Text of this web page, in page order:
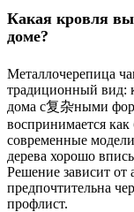
Какая кровля
доме?
Металлочерепица
традиционный вид:
дома с复杂ными
воспринимается
современные
дерева хорошо
Решение зависит от
предпочтительна
профлист.